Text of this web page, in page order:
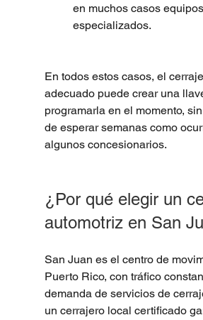
en muchos casos equipos
especializados.
En todos estos casos, el
adecuado puede crear una
programarla en el momento,
de esperar semanas como
algunos concesionarios.
¿Por qué elegir un
automotriz en San
San Juan es el centro de
Puerto Rico, con tráfico
demanda de servicios de
un cerrajero local certificado